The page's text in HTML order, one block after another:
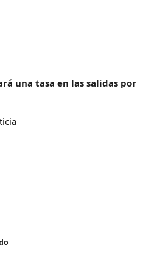
una tasa en las salidas por